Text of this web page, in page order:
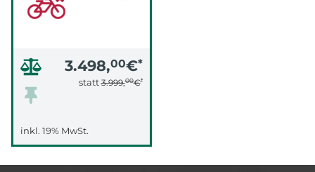
3.498,00€*
statt3.999,00€*
inkl. 19% MwSt.